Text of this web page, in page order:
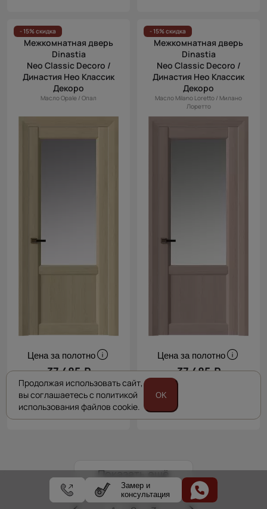
- 15% скидка
Межкомнатная дверь
Dinastia
Neo Classic Decoro /
Династия Нео Классик
Декоро
Масло Opale / Опал
Цена за полотно
37 485 ₽
44 100 ₽
- 15% скидка
Межкомнатная дверь
Dinastia
Neo Classic Decoro /
Династия Нео Классик
Декоро
Масло Milano Loretto / Милано
Лоретто
Цена за полотно
37 485 ₽
Показать ещё
Замер и
консультация
Продолжая использовать сайт,
вы соглашаетесь с политикой
использования файлов cookie.
OK